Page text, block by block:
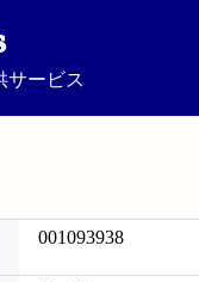
サービス
001093938